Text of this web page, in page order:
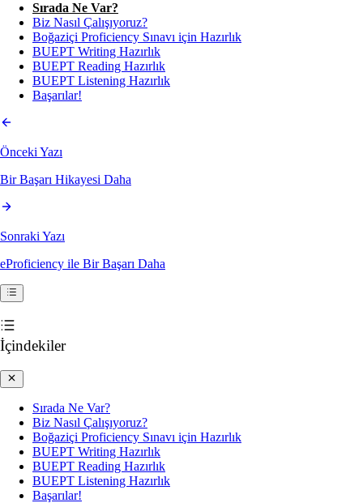
Sırada Ne Var?
Biz Nasıl Çalışıyoruz?
Boğaziçi Proficiency Sınavı için Hazırlık
BUEPT Writing Hazırlık
BUEPT Reading Hazırlık
BUEPT Listening Hazırlık
Başarılar!
Önceki Yazı
Bir Başarı Hikayesi Daha
Sonraki Yazı
eProficiency ile Bir Başarı Daha
İçindekiler
Sırada Ne Var?
Biz Nasıl Çalışıyoruz?
Boğaziçi Proficiency Sınavı için Hazırlık
BUEPT Writing Hazırlık
BUEPT Reading Hazırlık
BUEPT Listening Hazırlık
Başarılar!